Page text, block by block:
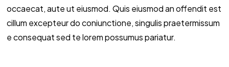
occaecat, aute ut eiusmod. Quis eiusmod an offendit est
cillum excepteur do coniunctione, singulis praetermissum
e consequat sed te lorem possumus pariatur.